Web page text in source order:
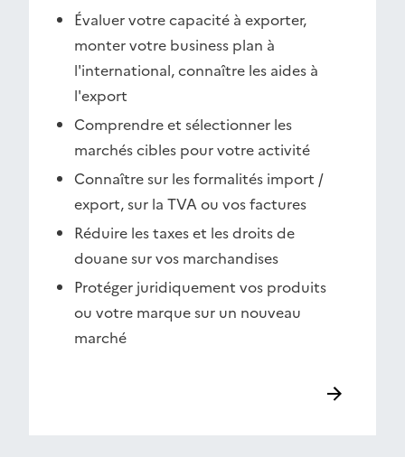
Évaluer votre capacité à exporter,
monter votre business plan à
l'international, connaître les aides à
l'export
Comprendre et sélectionner les
marchés cibles pour votre activité
Connaître sur les formalités import /
export, sur la TVA ou vos factures
Réduire les taxes et les droits de
douane sur vos marchandises
Protéger juridiquement vos produits
ou votre marque sur un nouveau
marché